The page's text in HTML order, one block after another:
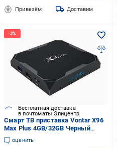
Привезём Доставим
Бесплатная доставка
в почтоматы Эпицентр
Смарт ТВ приставка Vontar X96
Max Plus 4GB/32GB Черный
(e9dc619d)
оценить